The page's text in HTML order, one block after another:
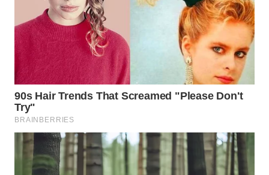
WN
LIKUPANG
WN
LABUANBAJO
WN
Wahana